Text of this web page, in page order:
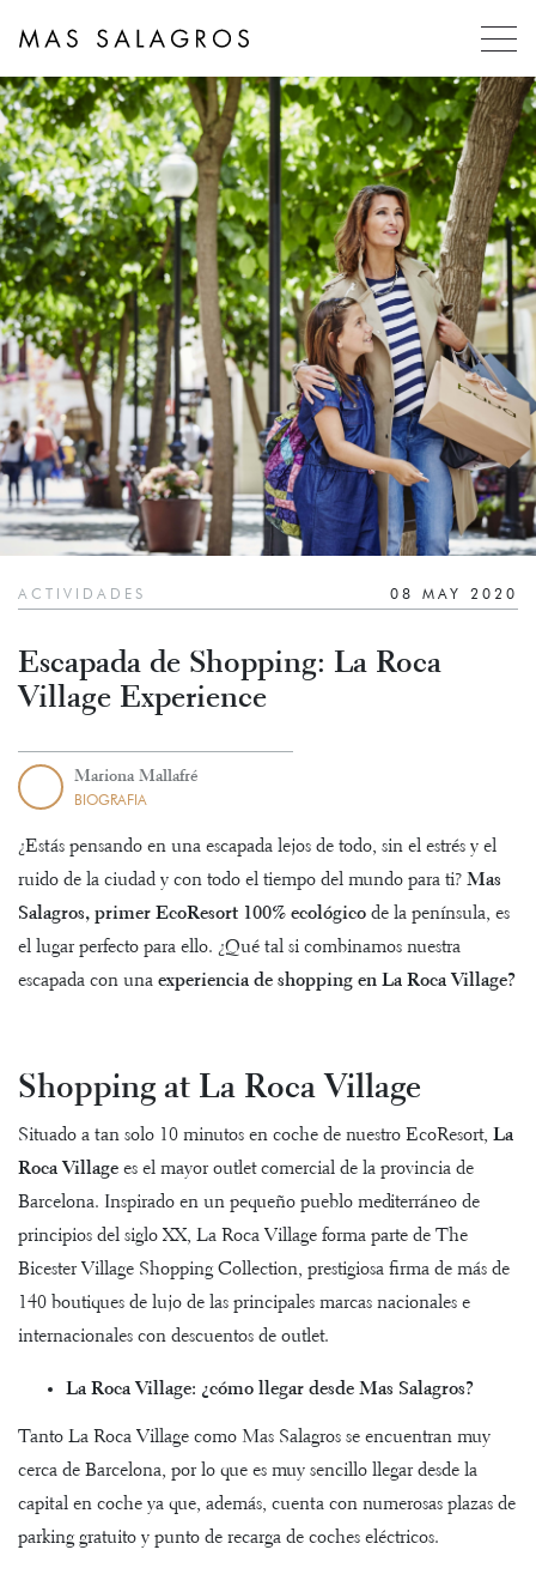
ACTIVIDADES 08 MAY 2020
Escapada de Shopping: La Roca
Village Experience
Mariona Mallafré
BIOGRAFIA
¿Estás pensando en una escapada lejos de todo, sin el estrés y el
ruido de la ciudad y con todo el tiempo del mundo para ti? Mas
Salagros, primer EcoResort 100% ecológico de la península, es
el lugar perfecto para ello. ¿Qué tal si combinamos nuestra
escapada con una experiencia de shopping en La Roca Village?
Shopping at La Roca Village
Situado a tan solo 10 minutos en coche de nuestro EcoResort, La
Roca Village es el mayor outlet comercial de la provincia de
Barcelona. Inspirado en un pequeño pueblo mediterráneo de
principios del siglo XX, La Roca Village forma parte de The
Bicester Village Shopping Collection, prestigiosa firma de más de
140 boutiques de lujo de las principales marcas nacionales e
internacionales con descuentos de outlet.
La Roca Village: ¿cómo llegar desde Mas Salagros?
Tanto La Roca Village como Mas Salagros se encuentran muy
cerca de Barcelona, por lo que es muy sencillo llegar desde la
capital en coche ya que, además, cuenta con numerosas plazas de
parking gratuito y punto de recarga de coches eléctricos.